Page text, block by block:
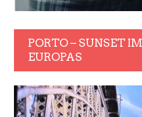
PORTO – SUNSET
EUROPAS